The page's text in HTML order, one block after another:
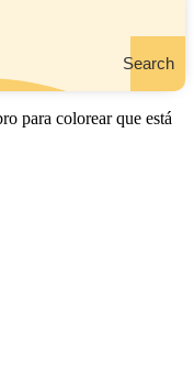
Search
para colorear que está